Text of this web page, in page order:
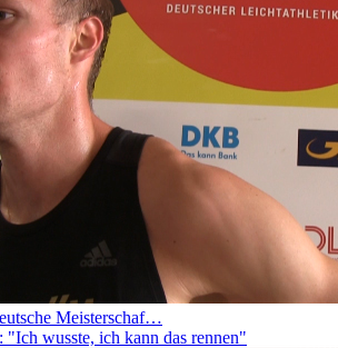
Meisterschaf…
"Ich wusste, ich kann das rennen"